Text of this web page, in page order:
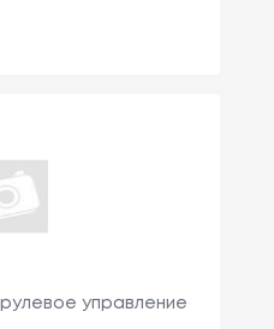
управление